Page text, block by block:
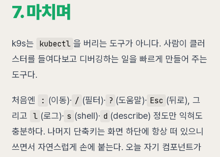
7. 마치며
k9s는 kubectl 을 버리는 도구가 아니다. 사람이 클러
스터를 들여다보고 디버깅하는 일을 빠르게 만들어 주는
도구다.
처음엔 : (이동)· / (필터)· ? (도움말)· Esc (뒤로), 그
리고 l (로그)· s (shell)· d (describe) 정도만 익혀도
충분하다. 나머지 단축키는 화면 하단에 항상 떠 있으니
쓰면서 자연스럽게 손에 붙는다. 오늘 자기 컴포넌트가